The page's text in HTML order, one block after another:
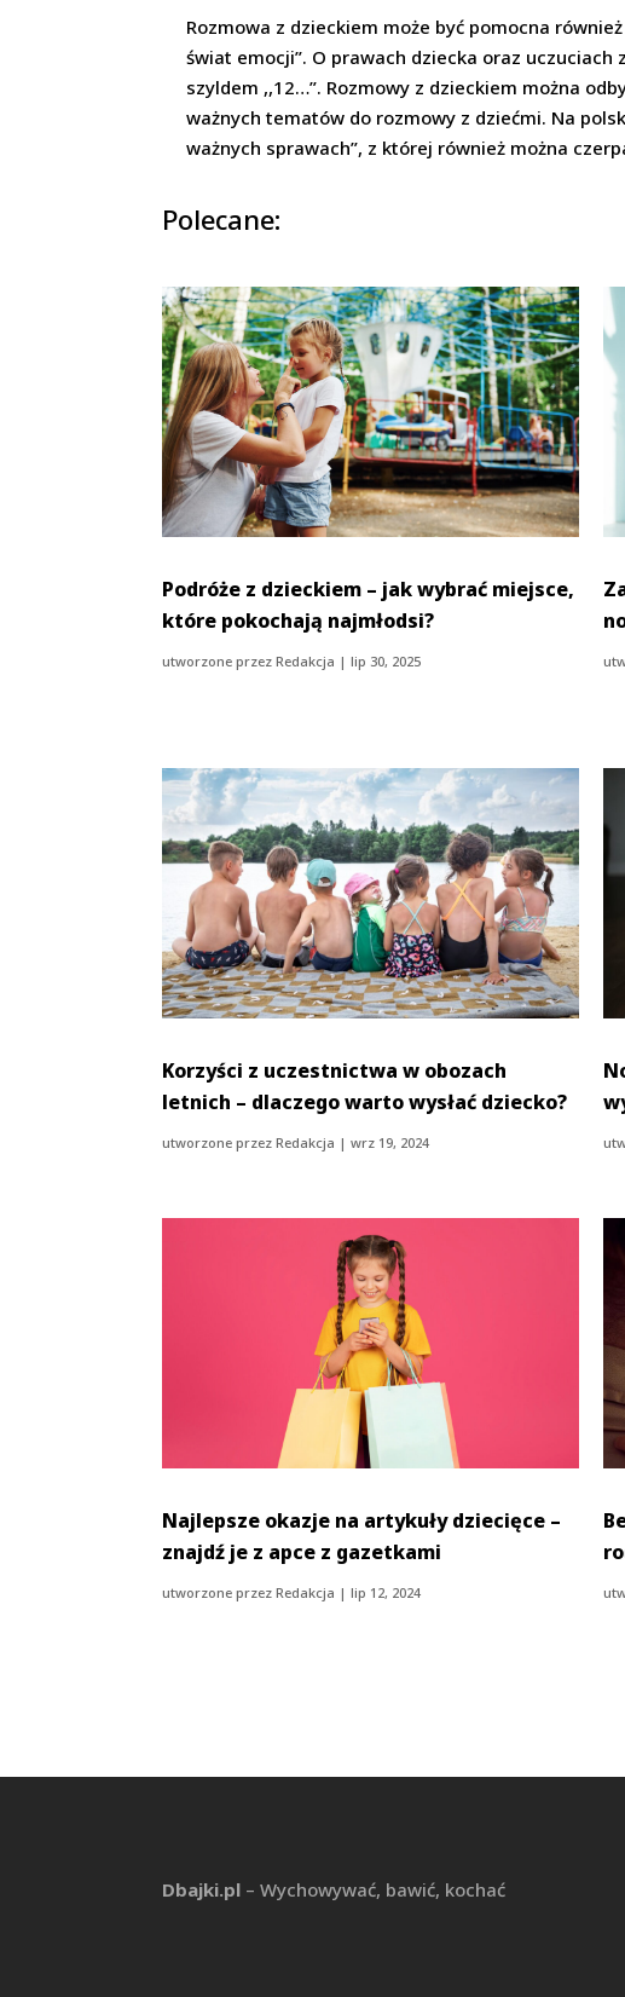
Rozmowa z dzieckiem może być pomocna
świat emocji”. O prawach dziecka oraz
szyldem ,,12…”. Rozmowy z dzieckiem można
ważnych tematów do rozmowy z dziećmi. Na
ważnych sprawach”, z której również można
Polecane:
Podróże z dzieckiem – jak wybrać miejsce,
które pokochają najmłodsi?
utworzone przezRedakcja |lip 30, 2025
Korzyści z uczestnictwa w obozach
letnich – dlaczego warto wysłać dziecko?
utworzone przezRedakcja |wrz 19, 2024
Najlepsze okazje na artykuły dziecięce –
znajdź je z apce z gazetkami
utworzone przezRedakcja |lip 12, 2024
Dbajki.pl – Wychowywać, bawić, kochać